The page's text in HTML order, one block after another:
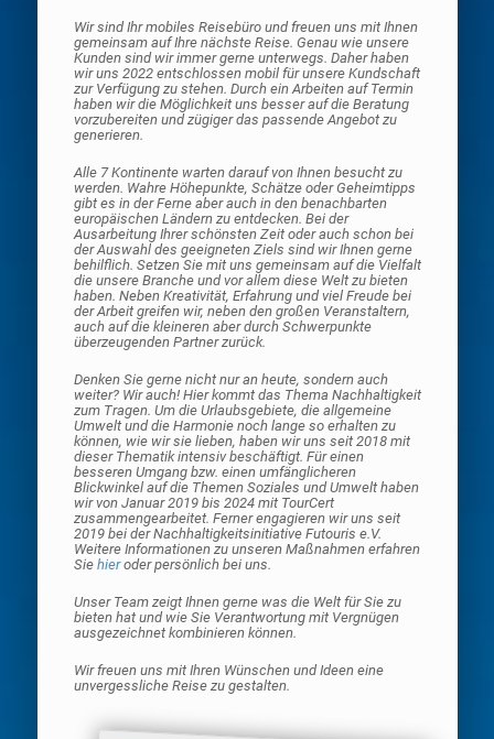
Wir sind Ihr mobiles Reisebüro und freuen uns mit Ihnen
gemeinsam auf Ihre nächste Reise. Genau wie unsere
Kunden sind wir immer gerne unterwegs. Daher haben
wir uns 2022 entschlossen mobil für unsere Kundschaft
zur Verfügung zu stehen. Durch ein Arbeiten auf Termin
haben wir die Möglichkeit uns besser auf die Beratung
vorzubereiten und zügiger das passende Angebot zu
generieren.
Alle 7 Kontinente warten darauf von Ihnen besucht zu
werden. Wahre Höhepunkte, Schätze oder Geheimtipps
gibt es in der Ferne aber auch in den benachbarten
europäischen Ländern zu entdecken. Bei der
Ausarbeitung Ihrer schönsten Zeit oder auch schon bei
der Auswahl des geeigneten Ziels sind wir Ihnen gerne
behilflich. Setzen Sie mit uns gemeinsam auf die Vielfalt
die unsere Branche und vor allem diese Welt zu bieten
haben. Neben Kreativität, Erfahrung und viel Freude bei
der Arbeit greifen wir, neben den großen Veranstaltern,
auch auf die kleineren aber durch Schwerpunkte
überzeugenden Partner zurück.
Denken Sie gerne nicht nur an heute, sondern auch
weiter? Wir auch! Hier kommt das Thema Nachhaltigkeit
zum Tragen. Um die Urlaubsgebiete, die allgemeine
Umwelt und die Harmonie noch lange so erhalten zu
können, wie wir sie lieben, haben wir uns seit 2018 mit
dieser Thematik intensiv beschäftigt. Für einen
besseren Umgang bzw. einen umfänglicheren
Blickwinkel auf die Themen Soziales und Umwelt haben
wir von Januar 2019 bis 2024 mit TourCert
zusammengearbeitet. Ferner engagieren wir uns seit
2019 bei der Nachhaltigkeitsinitiative Futouris e.V.
Weitere Informationen zu unseren Maßnahmen erfahren
Sie hieroder persönlich bei uns.
Unser Team zeigt Ihnen gerne was die Welt für Sie zu
bieten hat und wie Sie Verantwortung mit Vergnügen
ausgezeichnet kombinieren können.
Wir freuen uns mit Ihren Wünschen und Ideen eine
unvergessliche Reise zu gestalten.